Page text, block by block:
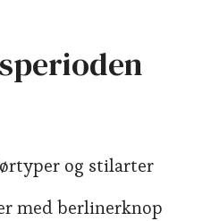
og stilarter
med berlinerknop